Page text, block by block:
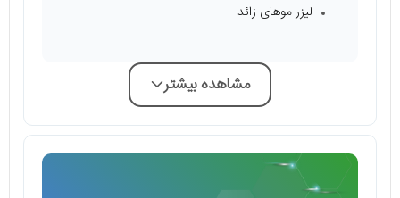
لیزر موهای زائد
مشاهده بیشتر